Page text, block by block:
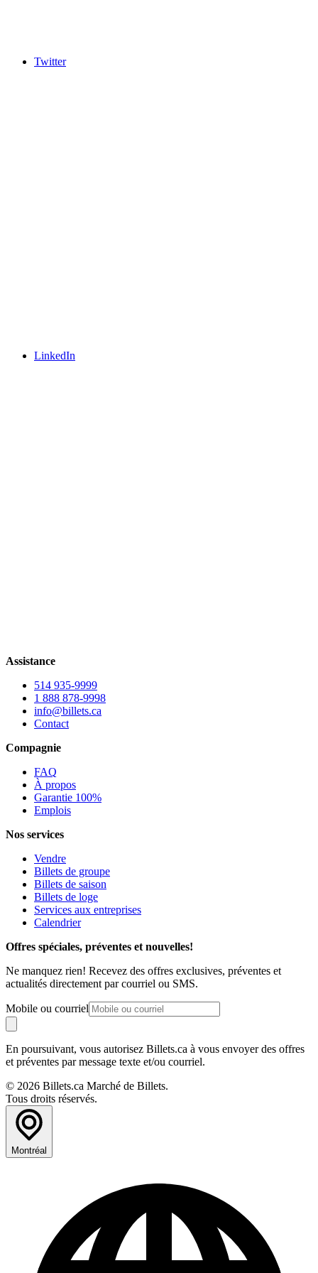
Twitter
LinkedIn
Assistance
514 935-9999
1 888 878-9998
info@billets.ca
Contact
Compagnie
FAQ
À propos
Garantie 100%
Emplois
Nos services
Vendre
Billets de groupe
Billets de saison
Billets de loge
Services aux entreprises
Calendrier
Offres spéciales, préventes et nouvelles!
Ne manquez rien! Recevez des offres exclusives, préventes et
actualités directement par courriel ou SMS.
Mobile ou courriel
En poursuivant, vous autorisez Billets.ca à vous envoyer des offres
et préventes par message texte et/ou courriel.
© 2026 Billets.ca Marché de Billets.
Tous droits réservés.
Montréal